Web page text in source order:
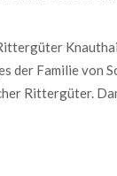
der Familie von
Rittergüter.